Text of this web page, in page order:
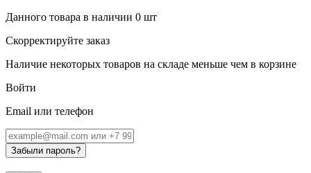
Данного товара в наличии 0 шт
Скорректируйте заказ
Наличие некоторых товаров на складе меньше чем в корзине
Войти
Email или телефон
Забыли пароль?